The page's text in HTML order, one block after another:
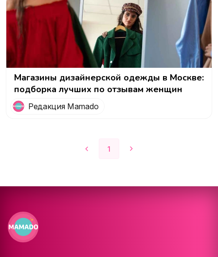
Магазины дизайнерской одежды в Москве:
подборка лучших по отзывам женщин
Редакция Mamado
1